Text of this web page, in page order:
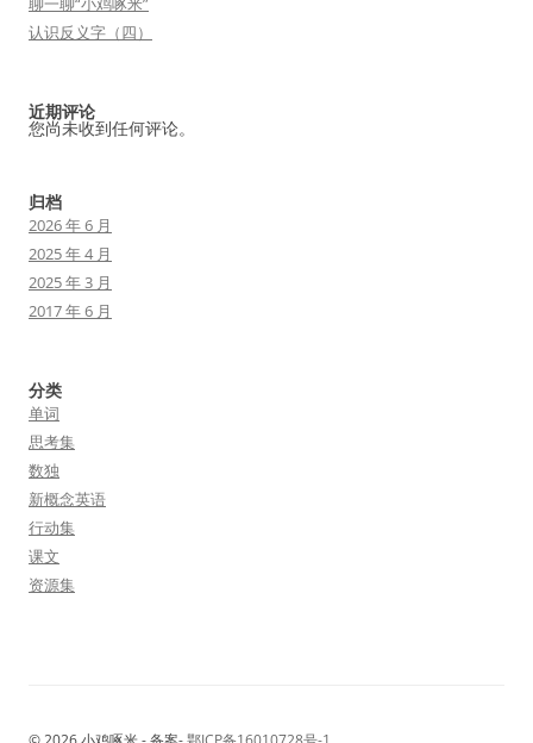
认识反义字（四）
近期评论
您尚未收到任何评论。
归档
2026 年 6 月
2025 年 4 月
2025 年 3 月
2017 年 6 月
分类
单词
思考集
数独
新概念英语
行动集
课文
资源集